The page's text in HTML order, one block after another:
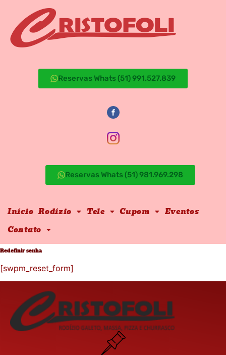
Reservas Whats (51) 991.527.839
Reservas Whats (51) 981.969.298
Início Rodízio Tele Cupom
Eventos
Contato
Redefinir senha
[swpm_reset_form]